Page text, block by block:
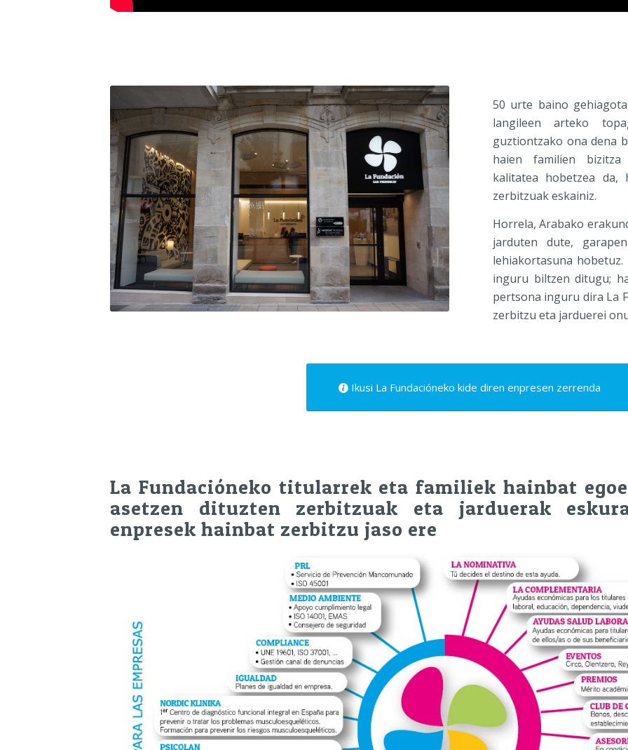
50 urte baino
langileen arteko
guztiontzako ona dena
haien familien bizitza
kalitatea hobetzea da,
zerbitzuak eskainiz.
Horrela, Arabako
jarduten dute,
lehiakortasuna
inguru biltzen ditugu;
pertsona inguru dira La
zerbitzu eta jarduerei
Ikusi La Fundacióneko kide diren enpresen zerrenda
La Fundacióneko titularrek eta familiek hainbat
asetzen dituzten zerbitzuak eta jarduerak
enpresek hainbat zerbitzu jaso ere